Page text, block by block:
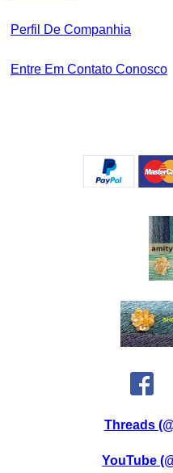
Perfil De Companhia
Entre Em Contato Conosco
Threads
YouTube